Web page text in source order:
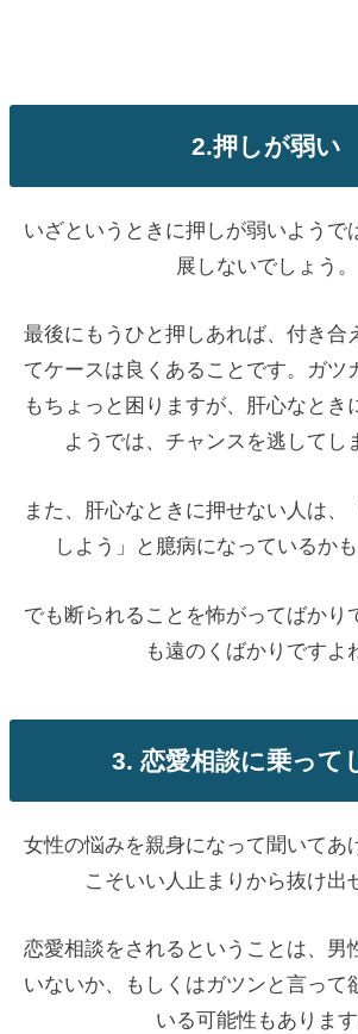
2.押しが弱い
いざというときに押しが弱いようで
展しないでしょう。
最後にもうひと押しあれば、付き合
てケースは良くあることです。ガツ
もちょっと困りますが、肝心なとき
ようでは、チャンスを逃してし
また、肝心なときに押せない人は、
しよう」と臆病になっているかも
でも断られることを怖がってばかり
も遠のくばかりですよ
3. 恋愛相談に乗って
女性の悩みを親身になって聞いてあ
こそいい人止まりから抜け出
恋愛相談をされるということは、男
いないか、もしくはガツンと言って
いる可能性もあります